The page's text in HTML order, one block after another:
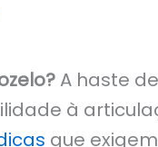
A haste
à
que